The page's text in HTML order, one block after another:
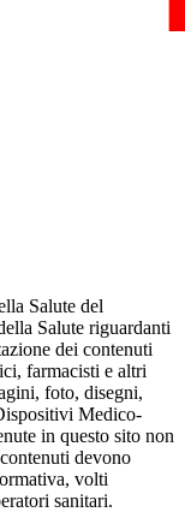
Salute del
Salute riguardanti
dei contenuti
farmacisti e altri
foto, disegni,
Medico-
in questo sito non
devono
volti
sanitari.